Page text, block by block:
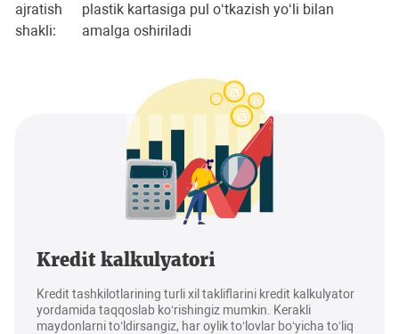
ajratish
shakli:
plastik kartasiga pul o‘tkazish yo‘li bilan
amalga oshiriladi
Kredit kalkulyatori
Kredit tashkilotlarining turli xil takliflarini kredit kalkulyator
yordamida taqqoslab ko‘rishingiz mumkin. Kerakli
maydonlarni to‘ldirsangiz, har oylik to‘lovlar bo‘yicha to‘liq